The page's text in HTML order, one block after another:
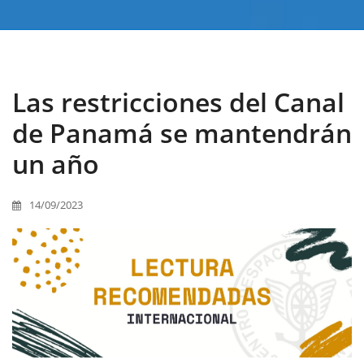
Las restricciones del Canal
de Panamá se mantendrán
un año
14/09/2023